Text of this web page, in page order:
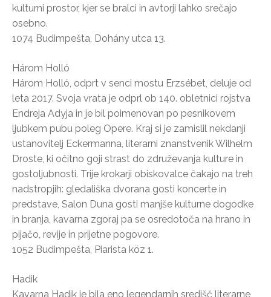
kulturni prostor, kjer se bralci in avtorji lahko srečajo
osebno.
1074 Budimpešta, Dohány utca 13.
Három Holló
Három Holló, odprt v senci mostu Erzsébet, deluje od
leta 2017. Svoja vrata je odprl ob 140. obletnici rojstva
Endreja Adyja in je bil poimenovan po pesnikovem
ljubkem pubu poleg Opere. Kraj si je zamislil nekdanji
ustanovitelj Eckermanna, literarni znanstvenik Wilhelm
Droste, ki očitno goji strast do združevanja kulture in
gostoljubnosti. Trije krokarji obiskovalce čakajo na treh
nadstropjih: gledališka dvorana gosti koncerte in
predstave, Salon Duna gosti manjše kulturne dogodke
in branja, kavarna zgoraj pa se osredotoča na hrano in
pijačo, revije in prijetne pogovore.
1052 Budimpešta, Piarista köz 1.
Hadik
Kavarna Hadik je bila eno legendarnih središč literarne